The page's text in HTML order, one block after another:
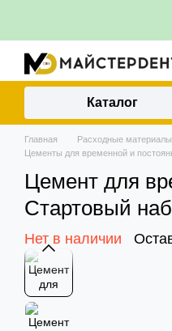
Каталог
Главная Расходные материалы
Цементы для временной и
Цемент для
Стартовый
Нет в наличии